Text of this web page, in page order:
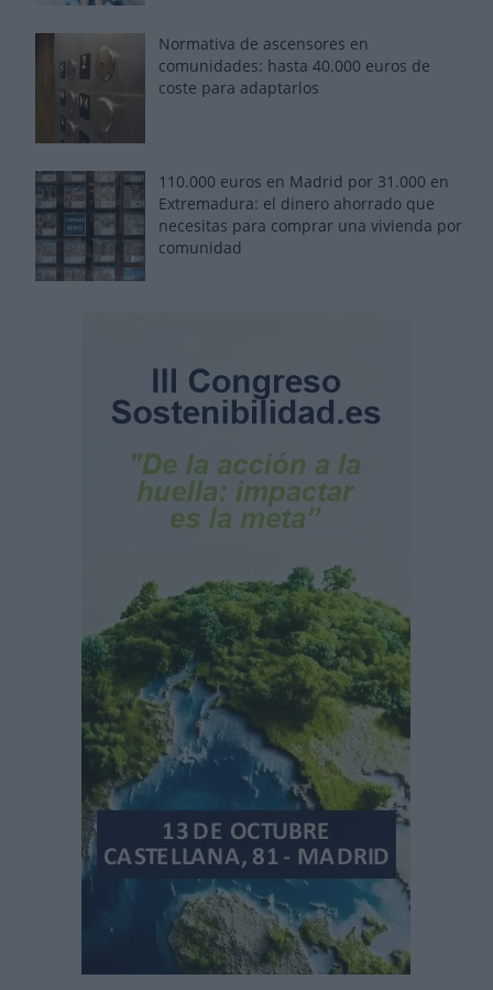
Normativa de ascensores en
comunidades: hasta 40.000 euros de
coste para adaptarlos
110.000 euros en Madrid por 31.000 en
Extremadura: el dinero ahorrado que
necesitas para comprar una vivienda por
comunidad